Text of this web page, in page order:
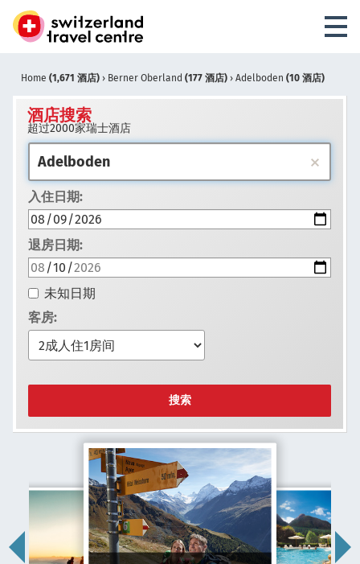
Home (1,671 酒店) › Berner Oberland (177 酒店) › Adelboden (10 酒店)
酒店搜索
超过2000家瑞士酒店
入住日期:
退房日期:
未知日期
客房:
搜索